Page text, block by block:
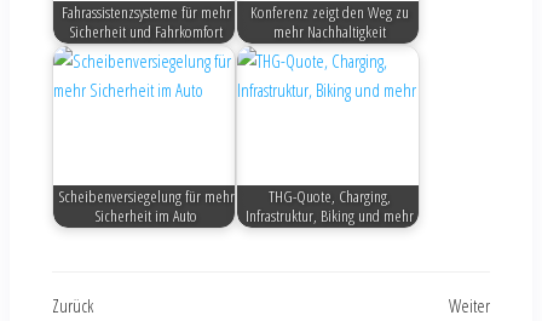
Fahrassistenzsysteme für mehr
Sicherheit und Fahrkomfort
Konferenz zeigt den Weg zu
mehr Nachhaltigkeit
Scheibenversiegelung für mehr
Sicherheit im Auto
THG-Quote, Charging,
Infrastruktur, Biking und mehr
Zurück
Weiter